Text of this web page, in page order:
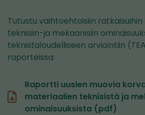
Tutustu vaihtoehtoisiin ratkaisuihin
teknisiin-ja mekaanisiin
teknistaloudelliseen arviointiin
raporteissa:
Raportti uusien muovia
materiaalien teknisistä ja
ominaisuuksista (pdf)